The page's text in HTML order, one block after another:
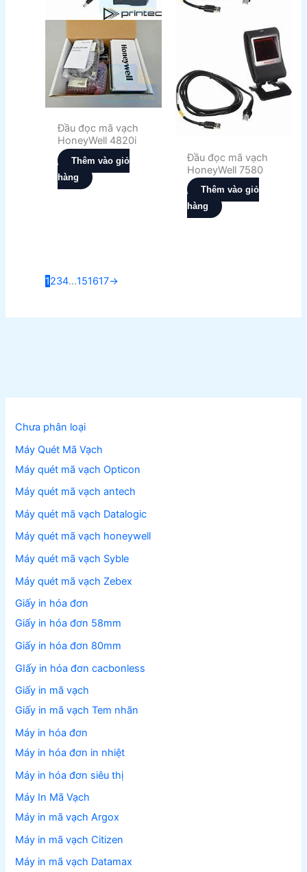
Chưa phân loại
Máy Quét Mã Vạch
Máy quét mã vạch Opticon
Máy quét mã vạch antech
Máy quét mã vạch Datalogic
Máy quét mã vạch honeywell
Máy quét mã vạch Syble
Máy quét mã vạch Zebex
Giấy in hóa đơn
Giấy in hóa đơn 58mm
Giấy in hóa đơn 80mm
GIấy in hóa đơn cacbonless
Giấy in mã vạch
Giấy in mã vạch Tem nhãn
Máy in hóa đơn
Máy in hóa đơn in nhiệt
Máy in hóa đơn siêu thị
Máy In Mã Vạch
Máy in mã vạch Argox
Máy in mã vạch Citizen
Máy in mã vạch Datamax
Đầu đọc mã vạch
HoneyWell 4820i
Thêm vào giỏ
hàng
Đầu đọc mã vạch
HoneyWell 7580
Thêm vào giỏ
hàng
1234…151617→